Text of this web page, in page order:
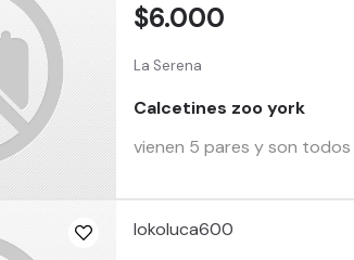
La Serena
Calcetines zoo york
vienen 5 pares y son
$6.000
lokoluca600